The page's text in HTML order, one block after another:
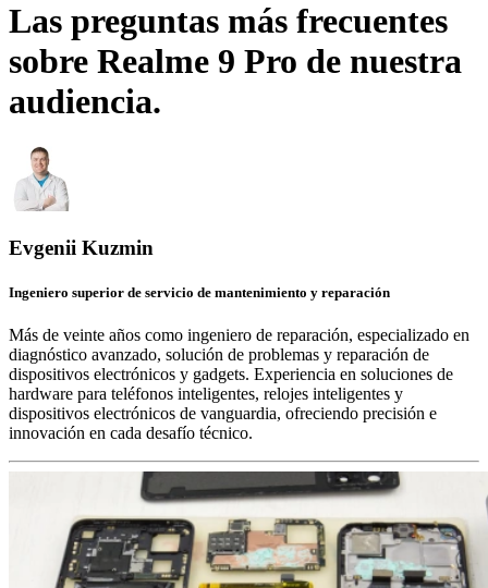
Las preguntas más frecuentes
sobre Realme 9 Pro de nuestra
audiencia.
Evgenii Kuzmin
Ingeniero superior de servicio de mantenimiento y reparación
Más de veinte años como ingeniero de reparación, especializado en
diagnóstico avanzado, solución de problemas y reparación de
dispositivos electrónicos y gadgets. Experiencia en soluciones de
hardware para teléfonos inteligentes, relojes inteligentes y
dispositivos electrónicos de vanguardia, ofreciendo precisión e
innovación en cada desafío técnico.